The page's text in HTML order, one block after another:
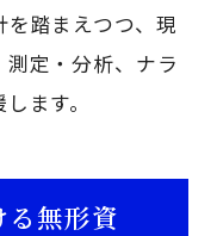
踏まえつつ、現
定・分析、ナラ
ます。
無形資